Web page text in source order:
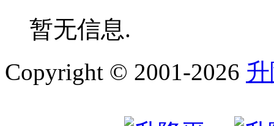
暂无信息.
Copyright © 2001-2026